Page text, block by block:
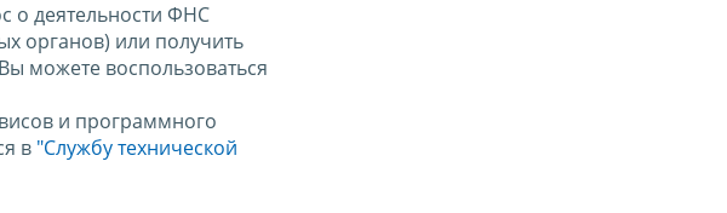
о деятельности ФНС
органов) или получить
можете воспользоваться
и программного
в "Службу технической